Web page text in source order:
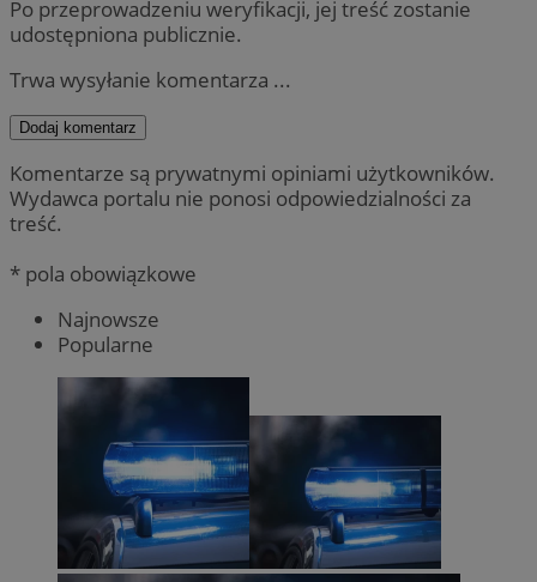
Po przeprowadzeniu weryfikacji, jej treść zostanie
udostępniona publicznie.
Trwa wysyłanie komentarza ...
Dodaj komentarz
Komentarze są prywatnymi opiniami użytkowników.
Wydawca portalu nie ponosi odpowiedzialności za
treść.
* pola obowiązkowe
Najnowsze
Popularne